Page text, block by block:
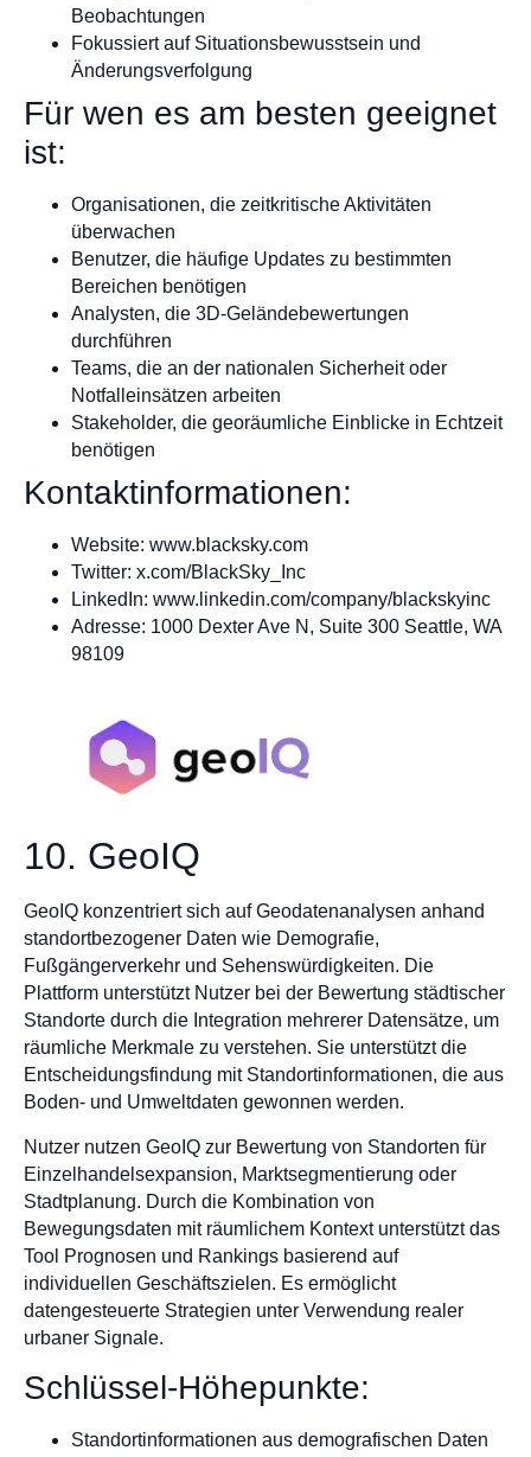
Beobachtungen
Fokussiert auf Situationsbewusstsein und
Änderungsverfolgung
Für wen es am besten geeignet
ist:
Organisationen, die zeitkritische Aktivitäten
überwachen
Benutzer, die häufige Updates zu bestimmten
Bereichen benötigen
Analysten, die 3D-Geländebewertungen
durchführen
Teams, die an der nationalen Sicherheit oder
Notfalleinsätzen arbeiten
Stakeholder, die georäumliche Einblicke in Echtzeit
benötigen
Kontaktinformationen:
Website: www.blacksky.com
Twitter: x.com/BlackSky_Inc
LinkedIn: www.linkedin.com/company/blackskyinc
Adresse: 1000 Dexter Ave N, Suite 300 Seattle, WA
98109
10. GeoIQ
GeoIQ konzentriert sich auf Geodatenanalysen anhand
standortbezogener Daten wie Demografie,
Fußgängerverkehr und Sehenswürdigkeiten. Die
Plattform unterstützt Nutzer bei der Bewertung städtischer
Standorte durch die Integration mehrerer Datensätze, um
räumliche Merkmale zu verstehen. Sie unterstützt die
Entscheidungsfindung mit Standortinformationen, die aus
Boden- und Umweltdaten gewonnen werden.
Nutzer nutzen GeoIQ zur Bewertung von Standorten für
Einzelhandelsexpansion, Marktsegmentierung oder
Stadtplanung. Durch die Kombination von
Bewegungsdaten mit räumlichem Kontext unterstützt das
Tool Prognosen und Rankings basierend auf
individuellen Geschäftszielen. Es ermöglicht
datengesteuerte Strategien unter Verwendung realer
urbaner Signale.
Schlüssel-Höhepunkte:
Standortinformationen aus demografischen Daten